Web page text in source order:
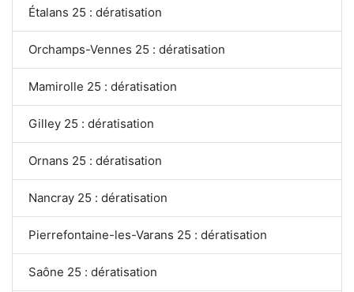
Étalans 25 : dératisation
Orchamps-Vennes 25 : dératisation
Mamirolle 25 : dératisation
Gilley 25 : dératisation
Ornans 25 : dératisation
Nancray 25 : dératisation
Pierrefontaine-les-Varans 25 : dératisation
Saône 25 : dératisation